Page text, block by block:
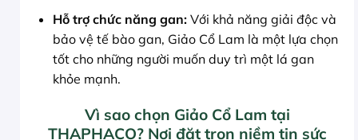
Hỗ trợ chức năng gan:Với khả năng giải độc và
bảo vệ tế bào gan, Giảo Cổ Lam là một lựa chọn
tốt cho những người muốn duy trì một lá gan
khỏe mạnh.
Vì sao chọn Giảo Cổ Lam tại
THAPHACO? Nơi đặt trọn niềm tin sức